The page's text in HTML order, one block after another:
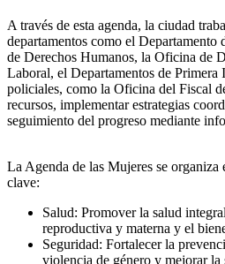
A través de esta agenda, la ciudad
departamentos como el
de Derechos Humanos, la Oficina de
Laboral, el Departamentos de Primera
policiales, como la Oficina del Fiscal
recursos, implementar estrategias
seguimiento del progreso mediante
La Agenda de las Mujeres se organiza
clave:
Salud: Promover la salud
reproductiva y materna y el
Seguridad: Fortalecer la
violencia de género y mejorar la